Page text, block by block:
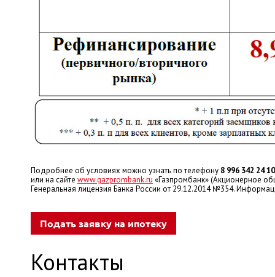
Подробнее об условиях можно узнать по телефону 8 996 342 24
или на сайте www.gazprombank.ru «Газпромбанк» (Акционерное
Генеральная лицензия Банка России от 29.12.2014 №354.
Подать заявку на ипотеку
Контакты